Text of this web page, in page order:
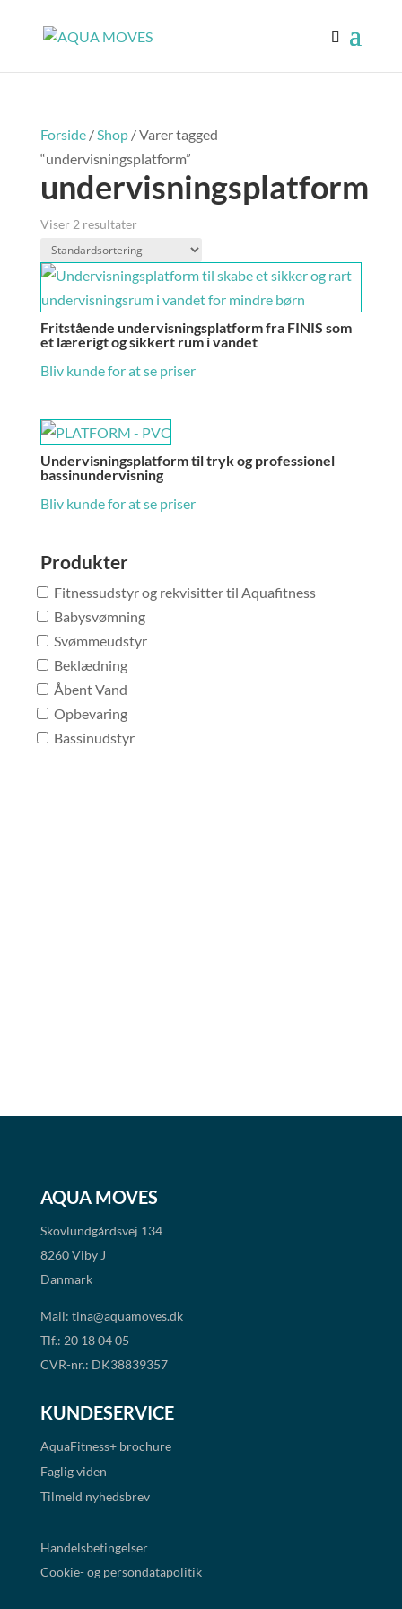
Forside/Shop/ Varer tagged
“undervisningsplatform”
undervisningsplatform
Viser 2 resultater
Fritstående undervisningsplatform fra FINIS som
et lærerigt og sikkert rum i vandet
Bliv kunde for at se priser
Undervisningsplatform til tryk og professionel
bassinundervisning
Bliv kunde for at se priser
Produkter
Fitnessudstyr og rekvisitter til Aquafitness
Babysvømning
Svømmeudstyr
Beklædning
Åbent Vand
Opbevaring
Bassinudstyr
AQUA MOVES
Skovlundgårdsvej 134
8260 Viby J
Danmark
Mail: tina@aquamoves.dk
Tlf.: 20 18 04 05
CVR-nr.: DK38839357
KUNDESERVICE
AquaFitness+ brochure
Faglig viden
Tilmeld nyhedsbrev
Handelsbetingelser
Cookie- og persondatapolitik